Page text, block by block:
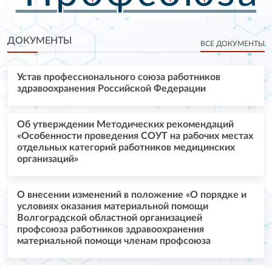
ДОКУМЕНТЫ ВСЕ ДОКУМЕНТЫ
Устав профессионального союза работников
здравоохранения Российской Федерации
Об утверждении Методических рекомендаций
«Особенности проведения СОУТ на рабочих местах
отдельных категорий работников медицинских
организаций»
О внесении изменений в положение «О порядке и
условиях оказания материальной помощи
Волгоградской областной организацией
профсоюза работников здравоохранения
материальной помощи членам профсоюза